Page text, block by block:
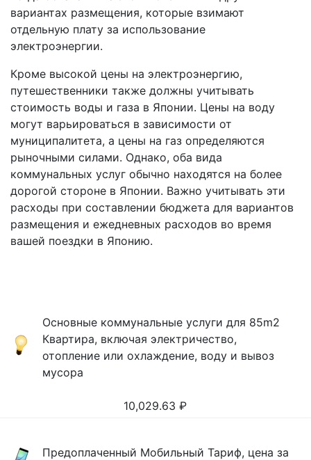
вариантах размещения, которые взимают
отдельную плату за использование
электроэнергии.
Кроме высокой цены на электроэнергию,
путешественники также должны учитывать
стоимость воды и газа в Японии. Цены на воду
могут варьироваться в зависимости от
муниципалитета, а цены на газ определяются
рыночными силами. Однако, оба вида
коммунальных услуг обычно находятся на более
дорогой стороне в Японии. Важно учитывать эти
расходы при составлении бюджета для вариантов
размещения и ежедневных расходов во время
вашей поездки в Японию.
Основные коммунальные услуги для 85m2
Квартира, включая электричество,
отопление или охлаждение, воду и вывоз
мусора
10,029.63 ₽
Предоплаченный Мобильный Тариф, цена за